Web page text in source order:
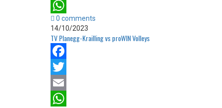
Email
WhatsApp
0 comments
14/10/2023
TV Planegg-Krailling vs proWIN Volleys
Facebook
Twitter
Email